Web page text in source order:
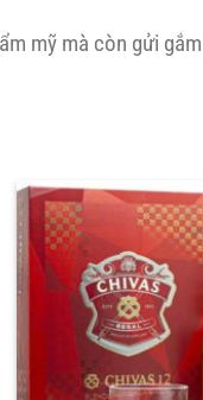
mỹ mà còn gửi